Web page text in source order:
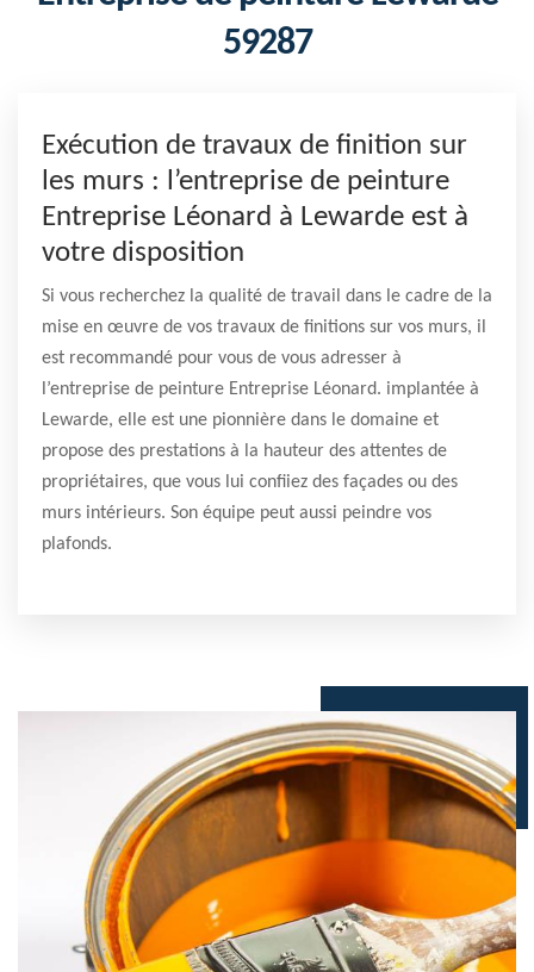
59287
Exécution de travaux de finition sur
les murs : l’entreprise de peinture
Entreprise Léonard à Lewarde est à
votre disposition
Si vous recherchez la qualité de travail dans le cadre de la
mise en œuvre de vos travaux de finitions sur vos murs, il
est recommandé pour vous de vous adresser à
l’entreprise de peinture Entreprise Léonard. implantée à
Lewarde, elle est une pionnière dans le domaine et
propose des prestations à la hauteur des attentes de
propriétaires, que vous lui confiiez des façades ou des
murs intérieurs. Son équipe peut aussi peindre vos
plafonds.